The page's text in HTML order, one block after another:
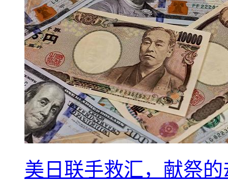
美日联手救汇，献祭